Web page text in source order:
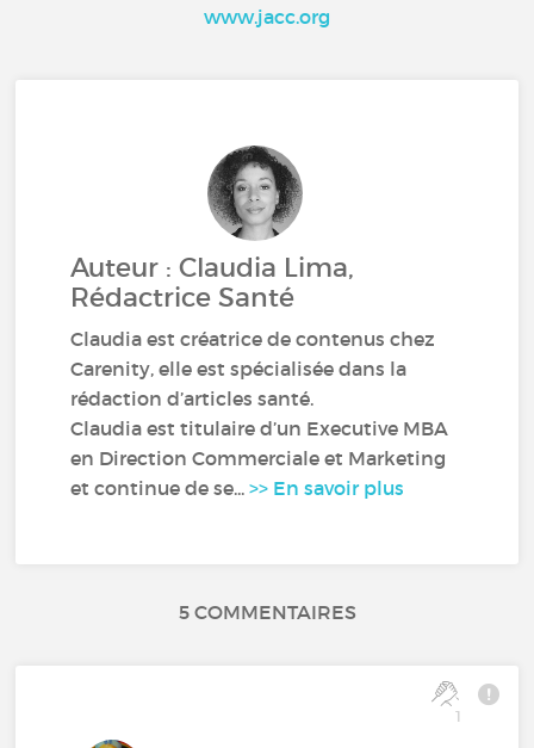
www.jacc.org
Auteur : Claudia Lima,
Rédactrice Santé
Claudia est créatrice de contenus chez
Carenity, elle est spécialisée dans la
rédaction d’articles santé.
Claudia est titulaire d’un Executive MBA
en Direction Commerciale et Marketing
et continue de se...>> En savoir plus
5 COMMENTAIRES
1